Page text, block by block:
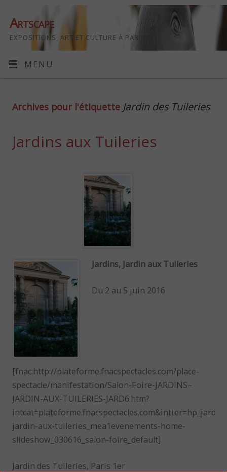
Artscape
EXPOSITIONS, ART ET CULTURE À PARIS
MENU
Archives pour l'étiquette Jardin des Tuileries
Jardins aux Tuileries
Jardins, Jardin aux Tuileries
Du 2 au 5 juin 2016
[fnac:http://plateforme.fnacspectacles.com/place-
spectacle/manifestation/Salon-Foire-JARDINS–
JARDIN-AUX-TUILERIES-JARD6.htm?
jardin-aux-tuileries_mea1evenements-home-
slideshow_030616_salon-foire_default]
Jardin des Tuileries, Paris 1er